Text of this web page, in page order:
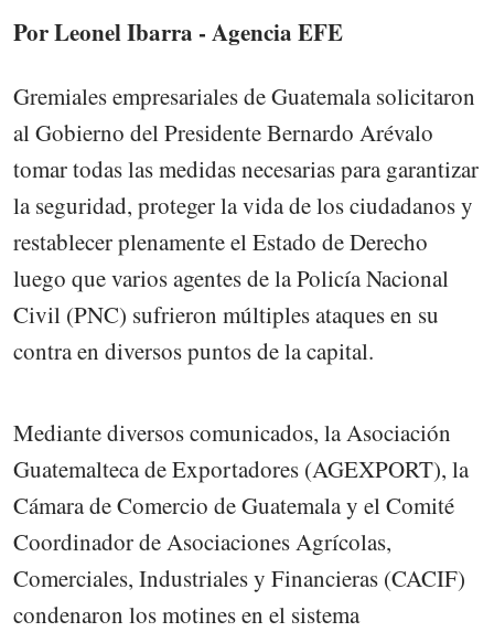
Por Leonel Ibarra - Agencia EFE
Gremiales empresariales de Guatemala solicitaron
al Gobierno del Presidente Bernardo Arévalo
tomar todas las medidas necesarias para garantizar
la seguridad, proteger la vida de los ciudadanos y
restablecer plenamente el Estado de Derecho
luego que varios agentes de la Policía Nacional
Civil (PNC) sufrieron múltiples ataques en su
contra en diversos puntos de la capital.
Mediante diversos comunicados, la Asociación
Guatemalteca de Exportadores (AGEXPORT), la
Cámara de Comercio de Guatemala y el Comité
Coordinador de Asociaciones Agrícolas,
Comerciales, Industriales y Financieras (CACIF)
condenaron los motines en el sistema